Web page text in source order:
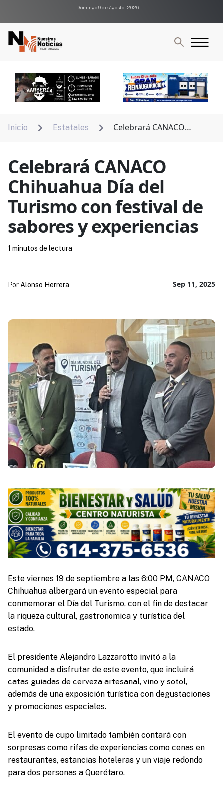
Domingo 9 de Agosto, 2026
Inicio  Estatales 
Celebrará CANACO
Celebrará CANACO
Chihuahua Día del
Turismo con festival de
sabores y experiencias
Sep 11, 2025
Por Alonso Herrera
1 minutos de lectura
Este viernes 19 de septiembre a las 6:00 PM, CANACO
Chihuahua albergará un evento especial para
conmemorar el Día del Turismo, con el fin de destacar
la riqueza cultural, gastronómica y turística del
estado.
El presidente Alejandro Lazzarotto invitó a la
comunidad a disfrutar de este evento, que incluirá
catas guiadas de cerveza artesanal, vino y sotol,
además de una exposición turística con degustaciones
y promociones especiales.
El evento de cupo limitado también contará con
sorpresas como rifas de experiencias como cenas en
restaurantes, estancias hoteleras y un viaje redondo
para dos personas a Querétaro.